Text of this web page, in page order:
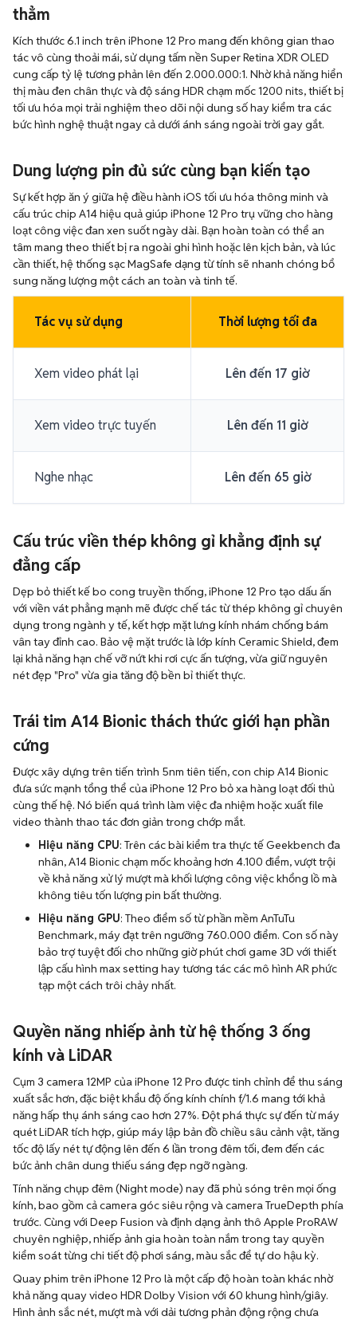
thẳm
Kích thước 6.1 inch trên iPhone 12 Pro mang đến không gian thao
tác vô cùng thoải mái, sử dụng tấm nền Super Retina XDR OLED
cung cấp tỷ lệ tương phản lên đến 2.000.000:1. Nhờ khả năng hiển
thị màu đen chân thực và độ sáng HDR chạm mốc 1200 nits, thiết bị
tối ưu hóa mọi trải nghiệm theo dõi nội dung số hay kiểm tra các
bức hình nghệ thuật ngay cả dưới ánh sáng ngoài trời gay gắt.
Dung lượng pin đủ sức cùng bạn kiến tạo
Sự kết hợp ăn ý giữa hệ điều hành iOS tối ưu hóa thông minh và
cấu trúc chip A14 hiệu quả giúp iPhone 12 Pro trụ vững cho hàng
loạt công việc đan xen suốt ngày dài. Bạn hoàn toàn có thể an
tâm mang theo thiết bị ra ngoài ghi hình hoặc lên kịch bản, và lúc
cần thiết, hệ thống sạc MagSafe dạng từ tính sẽ nhanh chóng bổ
sung năng lượng một cách an toàn và tinh tế.
Tác vụ sử dụng Thời lượng tối đa
Xem video phát lại Lên đến 17 giờ
Xem video trực tuyến Lên đến 11 giờ
Nghe nhạc Lên đến 65 giờ
Cấu trúc viền thép không gỉ khẳng định sự
đẳng cấp
Dẹp bỏ thiết kế bo cong truyền thống, iPhone 12 Pro tạo dấu ấn
với viền vát phẳng mạnh mẽ được chế tác từ thép không gỉ chuyên
dụng trong ngành y tế, kết hợp mặt lưng kính nhám chống bám
vân tay đỉnh cao. Bảo vệ mặt trước là lớp kính Ceramic Shield, đem
lại khả năng hạn chế vỡ nứt khi rơi cực ấn tượng, vừa giữ nguyên
nét đẹp "Pro" vừa gia tăng độ bền bỉ thiết thực.
Trái tim A14 Bionic thách thức giới hạn phần
cứng
Được xây dựng trên tiến trình 5nm tiên tiến, con chip A14 Bionic
đưa sức mạnh tổng thể của iPhone 12 Pro bỏ xa hàng loạt đối thủ
cùng thế hệ. Nó biến quá trình làm việc đa nhiệm hoặc xuất file
video thành thao tác đơn giản trong chớp mắt.
Hiệu năng CPU: Trên các bài kiểm tra thực tế Geekbench đa
nhân, A14 Bionic chạm mốc khoảng hơn 4.100 điểm, vượt trội
về khả năng xử lý mượt mà khối lượng công việc khổng lồ mà
không tiêu tốn lượng pin bất thường.
Hiệu năng GPU: Theo điểm số từ phần mềm AnTuTu
Benchmark, máy đạt trên ngưỡng 760.000 điểm. Con số này
bảo trợ tuyệt đối cho những giờ phút chơi game 3D với thiết
lập cấu hình max setting hay tương tác các mô hình AR phức
tạp một cách trôi chảy nhất.
Quyền năng nhiếp ảnh từ hệ thống 3 ống
kính và LiDAR
Cụm 3 camera 12MP của iPhone 12 Pro được tinh chỉnh để thu sáng
xuất sắc hơn, đặc biệt khẩu độ ống kính chính f/1.6 mang tới khả
năng hấp thụ ánh sáng cao hơn 27%. Đột phá thực sự đến từ máy
quét LiDAR tích hợp, giúp máy lập bản đồ chiều sâu cảnh vật, tăng
tốc độ lấy nét tự động lên đến 6 lần trong đêm tối, đem đến các
bức ảnh chân dung thiếu sáng đẹp ngỡ ngàng.
Tính năng chụp đêm (Night mode) nay đã phủ sóng trên mọi ống
kính, bao gồm cả camera góc siêu rộng và camera TrueDepth phía
trước. Cùng với Deep Fusion và định dạng ảnh thô Apple ProRAW
chuyên nghiệp, nhiếp ảnh gia hoàn toàn nắm trong tay quyền
kiểm soát từng chi tiết độ phơi sáng, màu sắc để tự do hậu kỳ.
Quay phim trên iPhone 12 Pro là một cấp độ hoàn toàn khác nhờ
khả năng quay video HDR Dolby Vision với 60 khung hình/giây.
Hình ảnh sắc nét, mượt mà với dải tương phản động rộng chưa